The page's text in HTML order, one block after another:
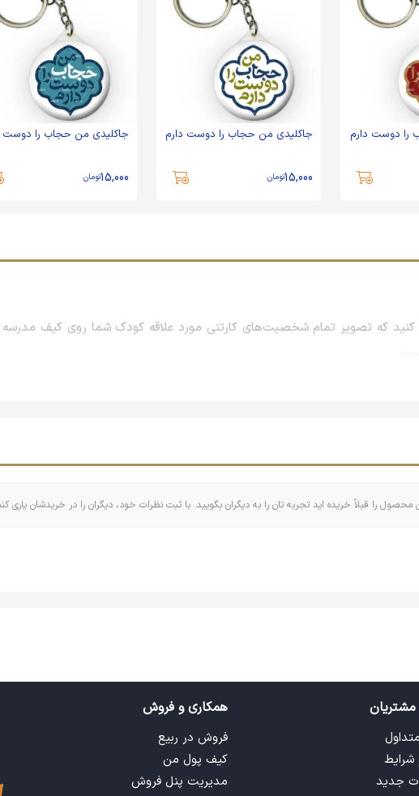
را دوست دارم جاکلیدی من حجاب را دوست دارم
15,000تومان
جاکلیدی من حجاب را دوست
15,000تومان
که تصویر تمام شخصیت‌های کارتنی مورد علاقه کودک شما روی کیف مدرسه
که اندازه‌های کوچک و بزرگ و گاهی مربع و مستطیل دارد که البته مثل
تشکیل شده است! با وجود اینکه جاکلیدی ها کابرهای زیاد و مهم
محصول را قبلاً خریده اید تجربه تان را به دیگران بگویید. با ثبت نظرات خود، دیگران را در خریدشان یاری
شرایط
جدید
همکاری و فروش
فروش در ربیع
کیف پول من
مدیریت پنل فروش